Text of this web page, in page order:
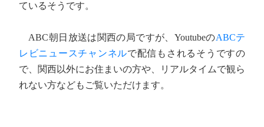
ているそうです。
ABC朝日放送は関西の局ですが、YoutubeのABCテ
レビニュースチャンネルで配信もされるそうですの
で、関西以外にお住まいの方や、リアルタイムで観ら
れない方などもご覧いただけます。